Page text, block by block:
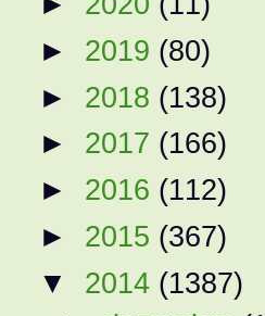
► 2019 (80)
► 2018 (138)
► 2017 (166)
► 2016 (112)
► 2015 (367)
▼ 2014 (1387)